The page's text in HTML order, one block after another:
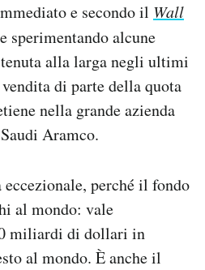
e secondo il Wall
sperimentando alcune
alla larga negli ultimi
di parte della quota
nella grande azienda
Aramco.
eccezionale, perché il fondo
al mondo: vale
miliardi di dollari in
al mondo. È anche il